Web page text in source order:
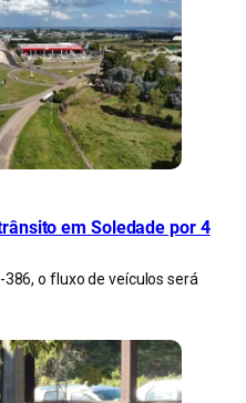
em Soledade por 4
o fluxo de veículos será